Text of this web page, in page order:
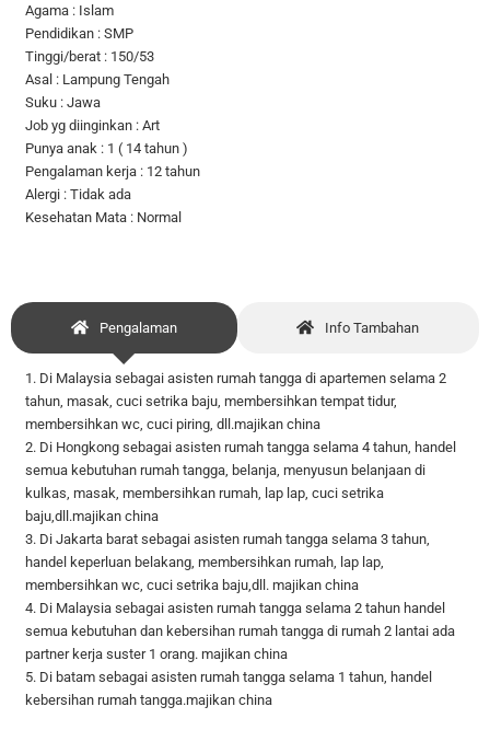
Agama : Islam
Pendidikan : SMP
Tinggi/berat : 150/53
Asal : Lampung Tengah
Suku : Jawa
Job yg diinginkan : Art
Punya anak : 1 ( 14 tahun )
Pengalaman kerja : 12 tahun
Alergi : Tidak ada
Kesehatan Mata : Normal
Pengalaman Info Tambahan
1. Di Malaysia sebagai asisten rumah tangga di apartemen selama 2
tahun, masak, cuci setrika baju, membersihkan tempat tidur,
membersihkan wc, cuci piring, dll.majikan china
2. Di Hongkong sebagai asisten rumah tangga selama 4 tahun, handel
semua kebutuhan rumah tangga, belanja, menyusun belanjaan di
kulkas, masak, membersihkan rumah, lap lap, cuci setrika
baju,dll.majikan china
3. Di Jakarta barat sebagai asisten rumah tangga selama 3 tahun,
handel keperluan belakang, membersihkan rumah, lap lap,
membersihkan wc, cuci setrika baju,dll. majikan china
4. Di Malaysia sebagai asisten rumah tangga selama 2 tahun handel
semua kebutuhan dan kebersihan rumah tangga di rumah 2 lantai ada
partner kerja suster 1 orang. majikan china
5. Di batam sebagai asisten rumah tangga selama 1 tahun, handel
kebersihan rumah tangga.majikan china